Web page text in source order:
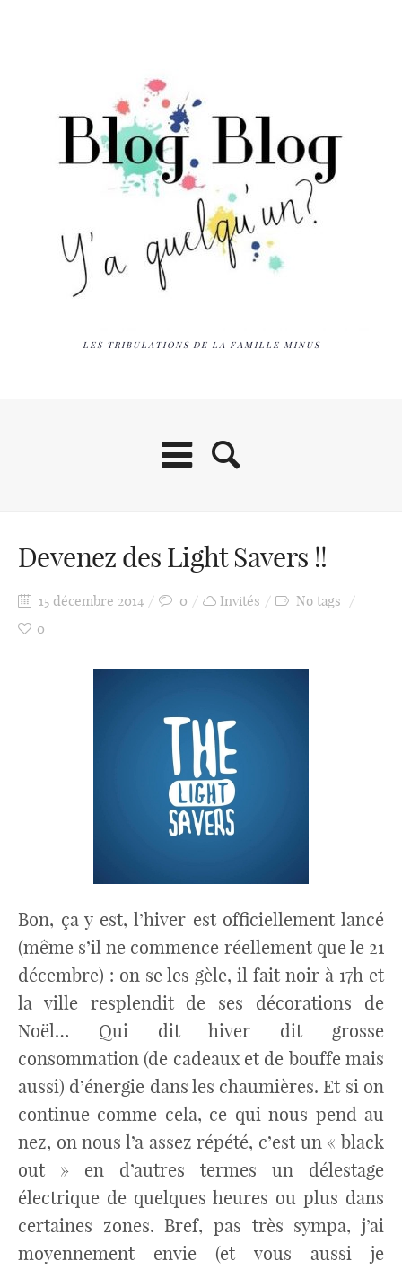
LES TRIBULATIONS DE LA FAMILLE MINUS
Devenez des Light Savers !!
15 décembre 2014 0 Invités
No tags
0
Bon, ça y est, l’hiver est officiellement lancé
(même s’il ne commence réellement que le 21
décembre) : on se les gèle, il fait noir à 17h et
la ville resplendit de ses décorations de
Noël… Qui dit hiver dit grosse
consommation (de cadeaux et de bouffe mais
aussi) d’énergie dans les chaumières. Et si on
continue comme cela, ce qui nous pend au
nez, on nous l’a assez répété, c’est un « black
out » en d’autres termes un délestage
électrique de quelques heures ou plus dans
certaines zones. Bref, pas très sympa, j’ai
moyennement envie (et vous aussi je